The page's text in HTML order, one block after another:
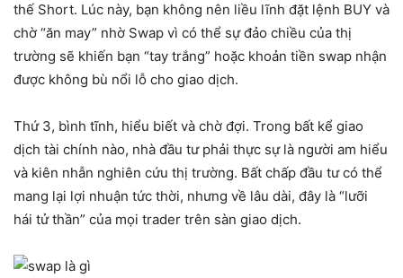
thế Short. Lúc này, bạn không nên liều lĩnh đặt lệnh BUY và
chờ “ăn may” nhờ Swap vì có thể sự đảo chiều của thị
trường sẽ khiến bạn “tay trắng” hoặc khoản tiền swap nhận
được không bù nổi lỗ cho giao dịch.
Thứ 3, bình tĩnh, hiểu biết và chờ đợi. Trong bất kể giao
dịch tài chính nào, nhà đầu tư phải thực sự là người am hiểu
và kiên nhẫn nghiên cứu thị trường. Bất chấp đầu tư có thể
mang lại lợi nhuận tức thời, nhưng về lâu dài, đây là “lưỡi
hái tử thần” của mọi trader trên sàn giao dịch.